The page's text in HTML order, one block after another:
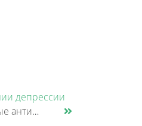
депрессии
Новый анализ показал, что атипичные антипсихотики, которые иногда добавляют к антидепрессантам при большом депрессивном......